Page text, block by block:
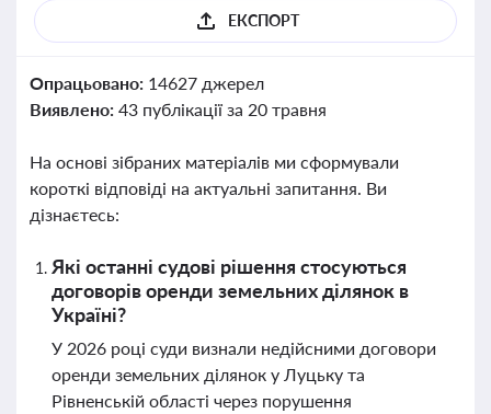
ЕКСПОРТ
Опрацьовано: 14627 джерел
Виявлено: 43 публікації за 20 травня
На основі зібраних матеріалів ми сформували
короткі відповіді на актуальні запитання. Ви
дізнаєтесь:
Які останні судові рішення стосуються
договорів оренди земельних ділянок в
Україні?
У 2026 році суди визнали недійсними договори
оренди земельних ділянок у Луцьку та
Рівненській області через порушення